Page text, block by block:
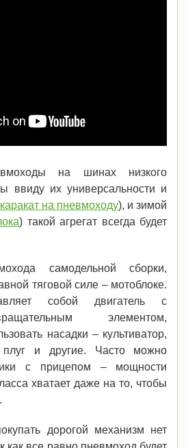
на шинах низкого
ввиду их универсальности и
каракат на пневмоходу), и зимой
) такой агрегат всегда будет
самодельной сборки,
тяговой силе – мотоблоке.
собой двигатель с
элементом,
насадки – культиватор,
плуг и другие. Часто можно
с прицепом – мощности
хватает даже на то, чтобы
дорогой механизм нет